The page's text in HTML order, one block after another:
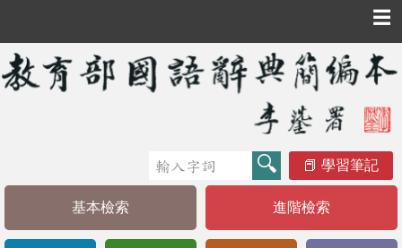
☰
學習筆記
基本檢索 進階檢索